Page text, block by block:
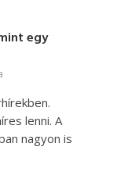
egy
lenni. A
nagyon is